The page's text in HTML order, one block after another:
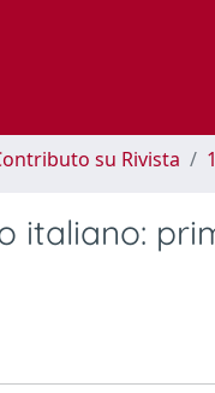
su Rivista
italiano: